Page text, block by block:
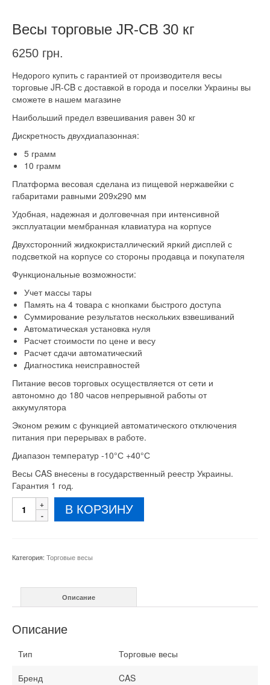
Весы торговые JR-CB 30 кг
6250 грн.
Недорого купить с гарантией от производителя весы
торговые JR-CB с доставкой в города и поселки Украины вы
сможете в нашем магазине
Наибольший предел взвешивания равен 30 кг
Дискретность двухдиапазонная:
5 грамм
10 грамм
Платформа весовая сделана из пищевой нержавейки с
габаритами равными 209х290 мм
Удобная, надежная и долговечная при интенсивной
эксплуатации мембранная клавиатура на корпусе
Двухсторонний жидкокристаллический яркий дисплей с
подсветкой на корпусе со стороны продавца и покупателя
Функциональные возможности:
Учет массы тары
Память на 4 товара с кнопками быстрого доступа
Суммирование результатов нескольких взвешиваний
Автоматическая установка нуля
Расчет стоимости по цене и весу
Расчет сдачи автоматический
Диагностика неисправностей
Питание весов торговых осуществляется от сети и
автономно до 180 часов непрерывной работы от
аккумулятора
Эконом режим с функцией автоматического отключения
питания при перерывах в работе.
Диапазон температур -10°С +40°С
Весы CAS внесены в государственный реестр Украины.
Гарантия 1 год.
Количество
товара
CB
В КОРЗИНУ
Категория: Торговые весы
Описание
Описание
Тип
Торговые весы
Бренд
CAS